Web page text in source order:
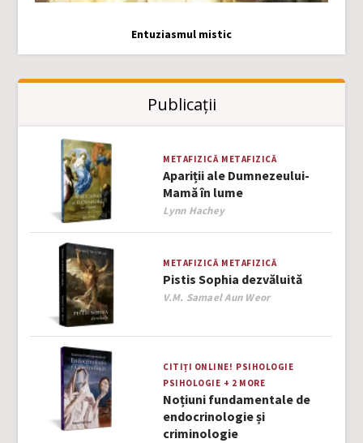
Entuziasmul mistic
Publicații
METAFIZICĂ METAFIZICĂ
Apariții ale Dumnezeului-
Mamă în lume
Author
Lynn Hachey
METAFIZICĂ METAFIZICĂ
Pistis Sophia dezvăluită
Author
V.M. Samael Aun Weor
CITIȚI ONLINE! PSIHOLOGIE
PSIHOLOGIE + 2 MORE
Noțiuni fundamentale de
endocrinologie și
criminologie